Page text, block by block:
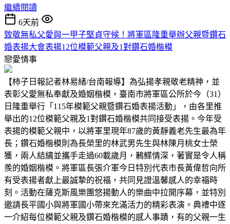
繼續閱讀
6天前
致敬無私父愛與一甲子堅貞守候！將軍區隆重舉辦父親暨鑽石
婚表揚大會表揚12位模範父親及1對鑽石婚楷模
戀愛情事
【柿子日報記者林易緒/台南報導】為弘揚孝親敬老精神，並
表彰父愛無私奉獻及婚姻楷模，臺南市將軍區公所於今（31）
日隆重舉行「115年模範父親暨鑽石婚表揚活動」，由各里推
舉出的12位模範父親及1對鑽石婚楷模共同接受表揚。今年受
表揚的模範父親中，以將軍里現年87歲的黃靜義老先生最為年
長；鑽石婚楷模則為長榮里的林武男先生與林陳月桃女士榮
獲，兩人結縭並攜手走過60載歲月，鶼鰈情深，著實是令人稱
羨的婚姻楷模。將軍區長張介軍今日特別代表市長黃偉哲向所
有受表揚者獻上最誠摯的祝福，共同見證溫馨感人的幸福時
刻。活動在薩克斯風樂團悠揚動人的樂曲中拉開序幕，並特別
邀請長平國小與將軍國小帶來充滿活力的精彩表演。典禮中逐
一介紹每位模範父親及鑽石婚楷模的感人事蹟，有的父親一生